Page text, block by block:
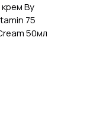
By
75
50мл